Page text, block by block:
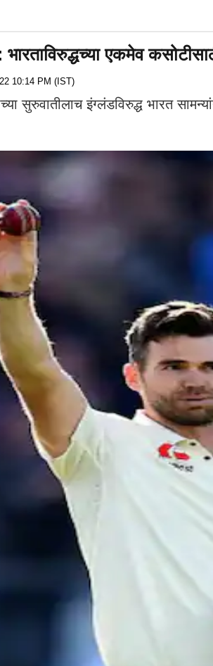
एकमेव
10:14 PM (IST)
सुरुवातीलाच इंग्लंडविरुद्ध भारत